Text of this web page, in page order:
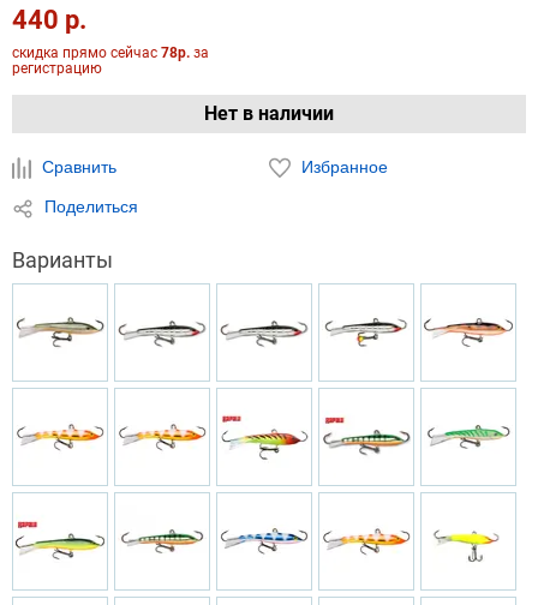
440 р.
скидка прямо сейчас 78р. за
регистрацию
Нет в наличии
Сравнить Избранное
Поделиться
Варианты